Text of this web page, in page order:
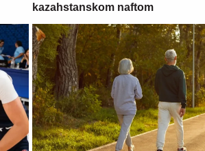
kazahstanskom naftom